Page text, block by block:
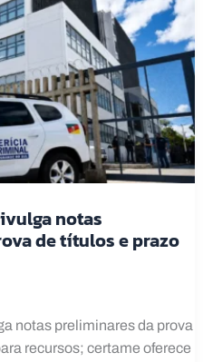
notas
de títulos e prazo
notas preliminares da prova
recursos; certame oferece